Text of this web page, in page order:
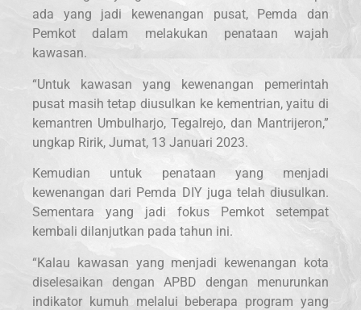
ada yang jadi kewenangan pusat, Pemda dan
Pemkot dalam melakukan penataan wajah
kawasan.
“Untuk kawasan yang kewenangan pemerintah
pusat masih tetap diusulkan ke kementrian, yaitu di
kemantren Umbulharjo, Tegalrejo, dan Mantrijeron,”
ungkap Ririk, Jumat, 13 Januari 2023.
Kemudian untuk penataan yang menjadi
kewenangan dari Pemda DIY juga telah diusulkan.
Sementara yang jadi fokus Pemkot setempat
kembali dilanjutkan pada tahun ini.
“Kalau kawasan yang menjadi kewenangan kota
diselesaikan dengan APBD dengan menurunkan
indikator kumuh melalui beberapa program yang